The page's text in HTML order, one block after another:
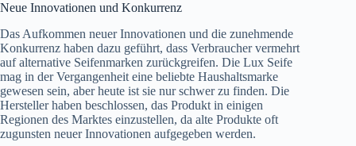
Neue Innovationen und Konkurrenz
Das Aufkommen neuer Innovationen und die zunehmende
Konkurrenz haben dazu geführt, dass Verbraucher vermehrt
auf alternative Seifenmarken zurückgreifen. Die Lux Seife
mag in der Vergangenheit eine beliebte Haushaltsmarke
gewesen sein, aber heute ist sie nur schwer zu finden. Die
Hersteller haben beschlossen, das Produkt in einigen
Regionen des Marktes einzustellen, da alte Produkte oft
zugunsten neuer Innovationen aufgegeben werden.